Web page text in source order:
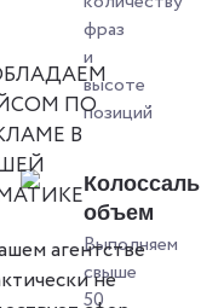
фраз
и
высоте
позиций
объем
Выполняем
свыше
50
ПО
В
агентстве
не